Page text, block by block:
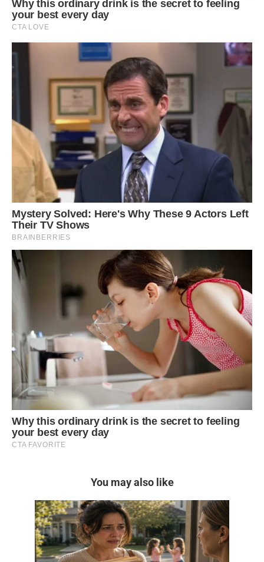
You may also like